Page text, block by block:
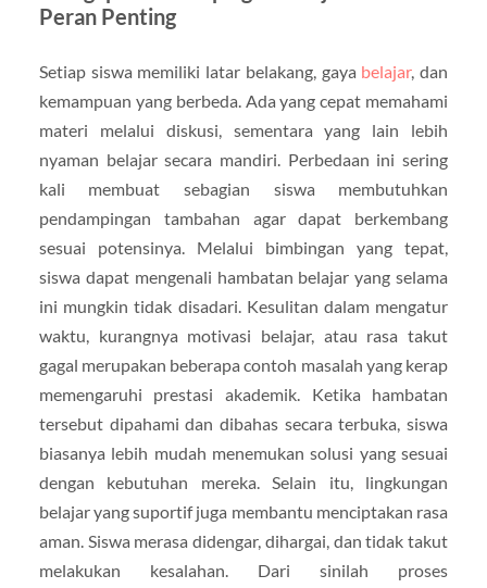
Peran Penting
Setiap siswa memiliki latar belakang, gaya belajar, dan
kemampuan yang berbeda. Ada yang cepat memahami
materi melalui diskusi, sementara yang lain lebih
nyaman belajar secara mandiri. Perbedaan ini sering
kali membuat sebagian siswa membutuhkan
pendampingan tambahan agar dapat berkembang
sesuai potensinya. Melalui bimbingan yang tepat,
siswa dapat mengenali hambatan belajar yang selama
ini mungkin tidak disadari. Kesulitan dalam mengatur
waktu, kurangnya motivasi belajar, atau rasa takut
gagal merupakan beberapa contoh masalah yang kerap
memengaruhi prestasi akademik. Ketika hambatan
tersebut dipahami dan dibahas secara terbuka, siswa
biasanya lebih mudah menemukan solusi yang sesuai
dengan kebutuhan mereka. Selain itu, lingkungan
belajar yang suportif juga membantu menciptakan rasa
aman. Siswa merasa didengar, dihargai, dan tidak takut
melakukan kesalahan. Dari sinilah proses